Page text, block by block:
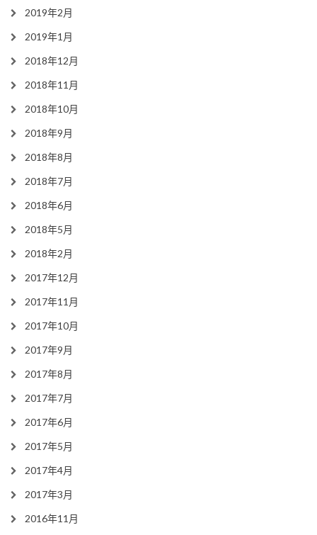
2019年2月
2019年1月
2018年12月
2018年11月
2018年10月
2018年9月
2018年8月
2018年7月
2018年6月
2018年5月
2018年2月
2017年12月
2017年11月
2017年10月
2017年9月
2017年8月
2017年7月
2017年6月
2017年5月
2017年4月
2017年3月
2016年11月